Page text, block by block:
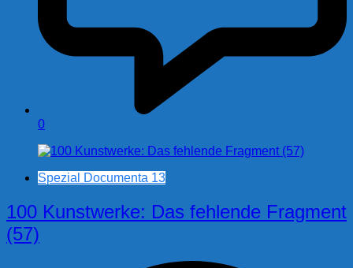
0
Spezial Documenta 13
100 Kunstwerke: Das fehlende Fragment
(57)